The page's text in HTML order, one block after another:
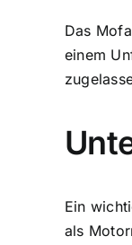
Das
einem
Ein
als